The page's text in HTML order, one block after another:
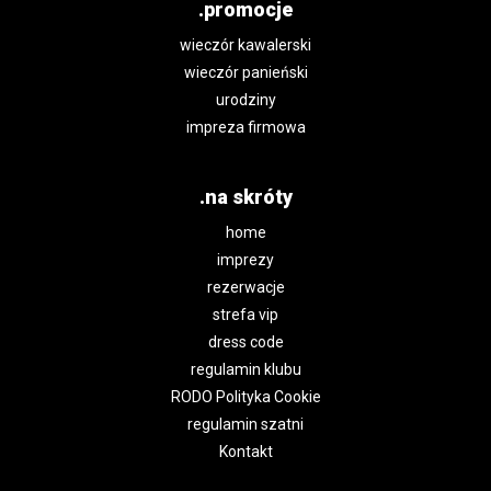
.promocje
wieczór kawalerski
wieczór panieński
urodziny
impreza firmowa
.na skróty
home
imprezy
rezerwacje
strefa vip
dress code
regulamin klubu
RODO Polityka Cookie
regulamin szatni
Kontakt